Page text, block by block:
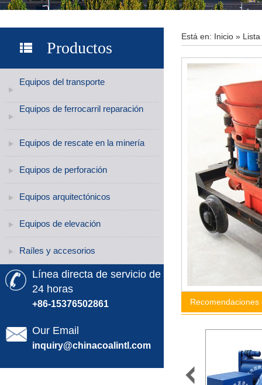
Productos
Equipos del transporte
Equipos de ferrocarril reparación
Equipos de rescate en la minería
Equipos de perforación
Equipos arquitectónicos
Equipos de elevación
Raíles y accesorios
Línea directa de servicio de
24 horas
+86-15376502861
Our Email
inquiry@chinacoalintl.com
Está en: Inicio »
